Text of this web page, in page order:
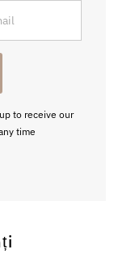
to receive our
time